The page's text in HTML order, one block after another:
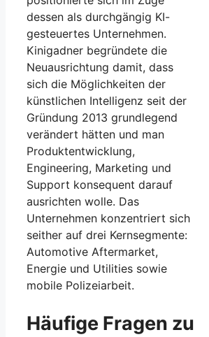
dessen als durchgängig KI-
gesteuertes Unternehmen.
Kinigadner begründete die
Neuausrichtung damit, dass
sich die Möglichkeiten der
künstlichen Intelligenz seit der
Gründung 2013 grundlegend
verändert hätten und man
Produktentwicklung,
Engineering, Marketing und
Support konsequent darauf
ausrichten wolle. Das
Unternehmen konzentriert sich
seither auf drei Kernsegmente:
Automotive Aftermarket,
Energie und Utilities sowie
mobile Polizeiarbeit.
Häufige Fragen zu